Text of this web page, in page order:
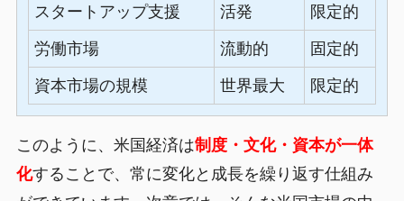
スタートアップ支援 活発 限定的
労働市場 流動的 固定的
資本市場の規模 世界最大 限定的
このように、米国経済は制度・文化・資本が一体
化することで、常に変化と成長を繰り返す仕組み